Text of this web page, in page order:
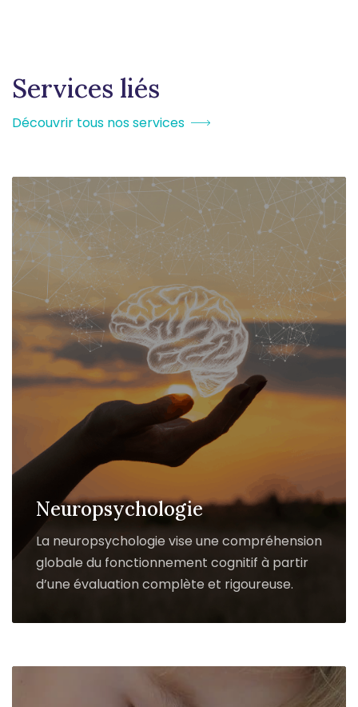
Services liés
Découvrir tous nos services
Neuropsychologie
La neuropsychologie vise une compréhension
globale du fonctionnement cognitif à partir
d’une évaluation complète et rigoureuse.